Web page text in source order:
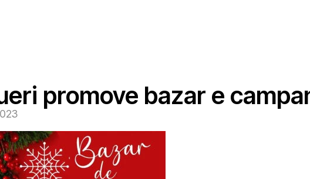
promove bazar e